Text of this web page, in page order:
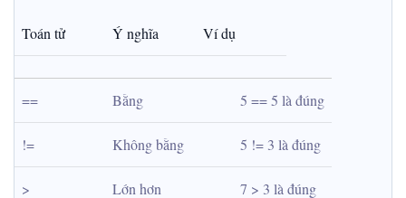
Toán tử Ý nghĩa Ví dụ
== Bằng 5 == 5 là đúng
!= Không bằng 5 != 3 là đúng
> Lớn hơn 7 > 3 là đúng